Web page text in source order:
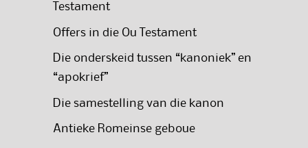
Testament
Offers in die Ou Testament
Die onderskeid tussen “kanoniek” en
“apokrief”
Die samestelling van die kanon
Antieke Romeinse geboue